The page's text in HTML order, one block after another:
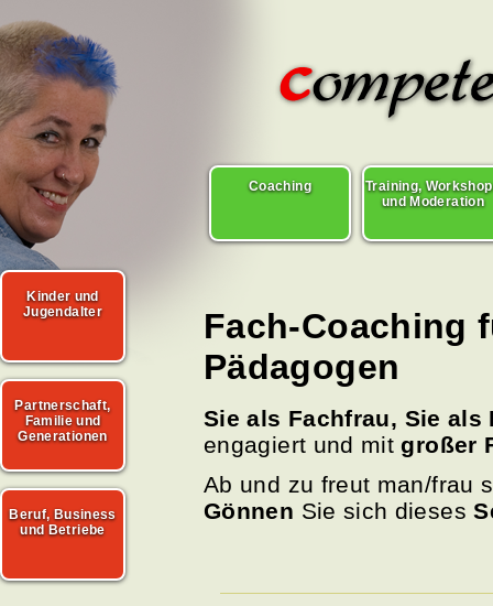
Coaching
Training,
und Moderation
Kinder und
Jugendalter
Partnerschaft,
Familie und
Generationen
Beruf, Business
und Betriebe
Fach-Coaching
Pädagogen
Sie als Fachfrau, Sie als
engagiert und mitgroßer
Ab und zu freut man/frau
Gönnen Sie sich dieses